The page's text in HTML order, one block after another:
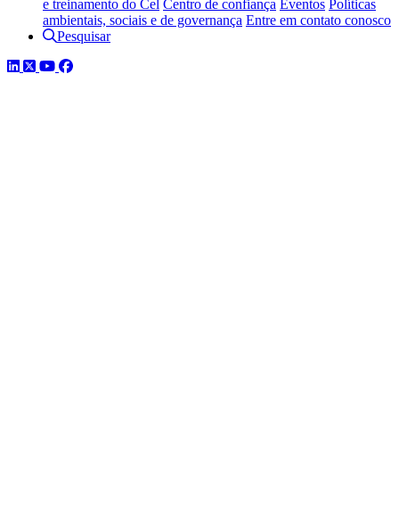
e treinamento do Cel Centro de confiança Eventos Políticas
ambientais, sociais e de governança Entre em contato conosco
Pesquisar
LinkedIn
TwitterYouTube
Facebook